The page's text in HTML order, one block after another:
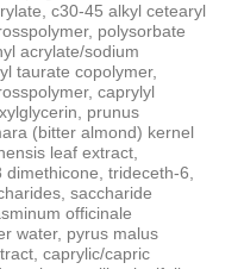
c30-45 alkyl cetearyl
polysorbate
acrylate/sodium
taurate copolymer,
caprylyl
prunus
(bitter almond) kernel
leaf extract,
dimethicone, trideceth-6,
saccharide
officinale
water, pyrus malus
caprylic/capric